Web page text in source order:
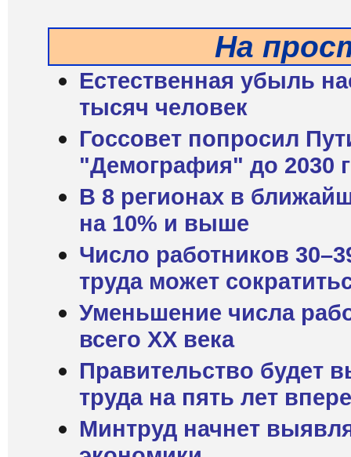
На
Естественная убыль
тысяч человек
Госсовет попросил
"Демография" до 2030
В 8 регионах в
на 10% и выше
Число работников
труда может
Уменьшение числа
всего XX века
Правительство будет
труда на пять лет
Минтруд начнет